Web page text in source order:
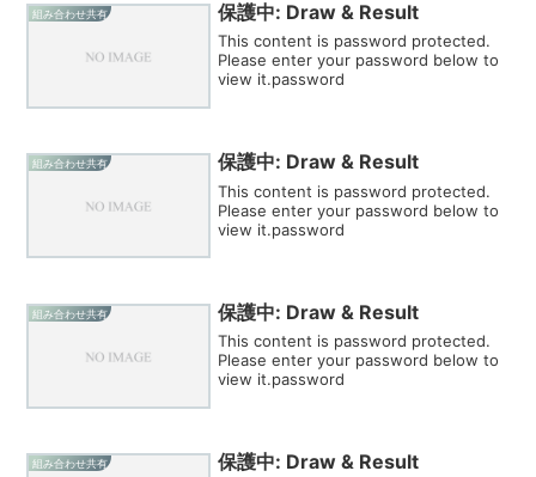
組み合わせ共有 保護中: Draw & Result
This content is password protected.
Please enter your password below to
view it.password
組み合わせ共有 保護中: Draw & Result
This content is password protected.
Please enter your password below to
view it.password
組み合わせ共有 保護中: Draw & Result
This content is password protected.
Please enter your password below to
view it.password
組み合わせ共有 保護中: Draw & Result